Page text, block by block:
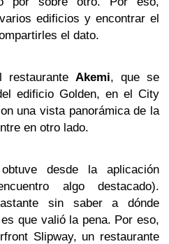
edificios y encontrar el
el dato.
Akemi, que se
edificio Golden, en el City
una vista panorámica de la
en otro lado.
desde la aplicación
algo destacado).
sin saber a dónde
que valió la pena. Por eso,
Slipway, un restaurante